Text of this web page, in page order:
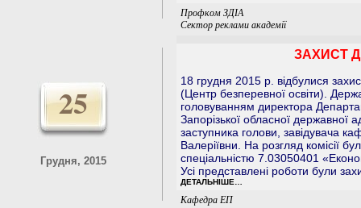
Профком ЗДІА
Сектор реклами академії
25
Грудня, 2015
ЗАХИСТ
18 грудня 2015 р. відбулися
(Центр безперевної освіти).
головуванням директора
Запорізької обласної державної
заступника голови, завідувача
Валеріївни. На розгляд комісії
спеціальністю 7.03050401
Усі представлені роботи були
ДЕТАЛЬНІШЕ…
Кафедра ЕП